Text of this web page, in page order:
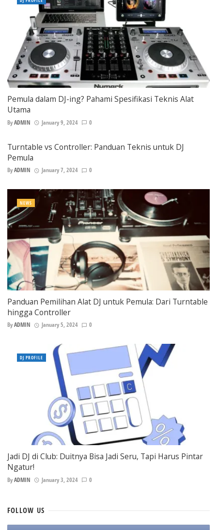
Pemula dalam DJ-ing? Pahami Spesifikasi Teknis Alat
Utama
ByADMIN January 9, 2024 0
Turntable vs Controller: Panduan Teknis untuk DJ
Pemula
ByADMIN January 7, 2024 0
Panduan Pemilihan Alat DJ untuk Pemula: Dari Turntable
hingga Controller
ByADMIN January 5, 2024 0
NEWS
Jadi DJ di Club: Duitnya Bisa Jadi Seru, Tapi Harus Pintar
Ngatur!
ByADMIN January 3, 2024 0
DJ PROFILE
FOLLOW US